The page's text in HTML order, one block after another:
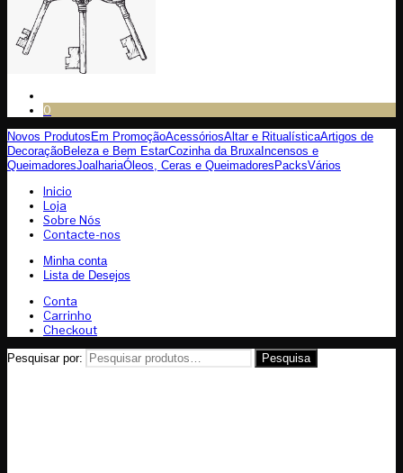
0
Novos Produtos Em PromoçãoAcessóriosAltar e RitualísticaArtigos de
DecoraçãoBeleza e Bem EstarCozinha da BruxaIncensos e
QueimadoresJoalhariaÓleos, Ceras e Queimadores PacksVários
Inicio
Loja
Sobre Nós
Contacte-nos
Minha conta
Lista de Desejos
Conta
Carrinho
Checkout
Pesquisar por: Pesquisa